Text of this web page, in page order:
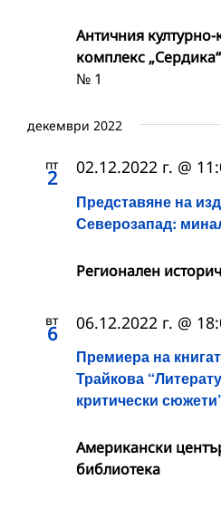
Античния
комплекс „Сердика“
№ 1
декември 2022
пт
2
Представяне на
Северозапад:
02.12.2022 г. @
Регионален
вт
6
Премиера на
Трайкова
критически
06.12.2022 г. @
Американски
библиотека